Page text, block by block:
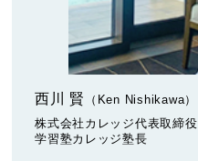
西川 賢
（Ken Nishikawa）
株式会社カレッジ代表取締役
学習塾カレッジ塾長